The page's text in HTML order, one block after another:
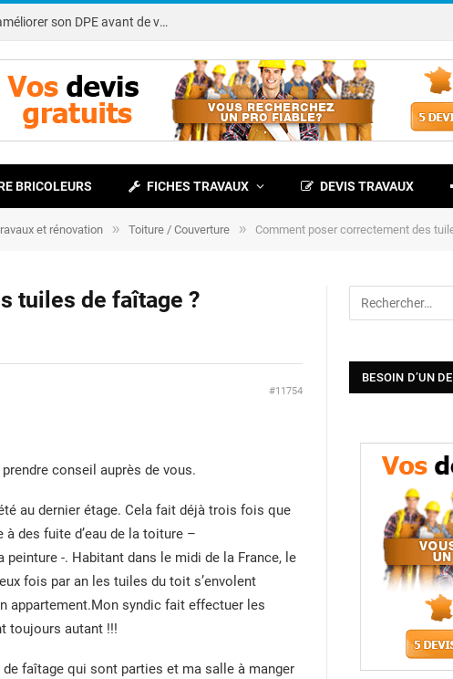
Note DPE : petits travaux à réaliser pour améliorer son DPE avant de vendre
BRICOLEURS FICHES TRAVAUX DEVIS TRAVAUX
et rénovation » Toiture / Couverture » Comment poser correctement des
tuiles de faîtage ?
#11754
conseil auprès de vous.
au dernier étage. Cela fait déjà trois fois que
des fuite d’eau de la toiture –
-. Habitant dans le midi de la France, le
fois par an les tuiles du toit s’envolent
appartement.Mon syndic fait effectuer les
toujours autant !!!
faîtage qui sont parties et ma salle à manger
BESOIN D’UN